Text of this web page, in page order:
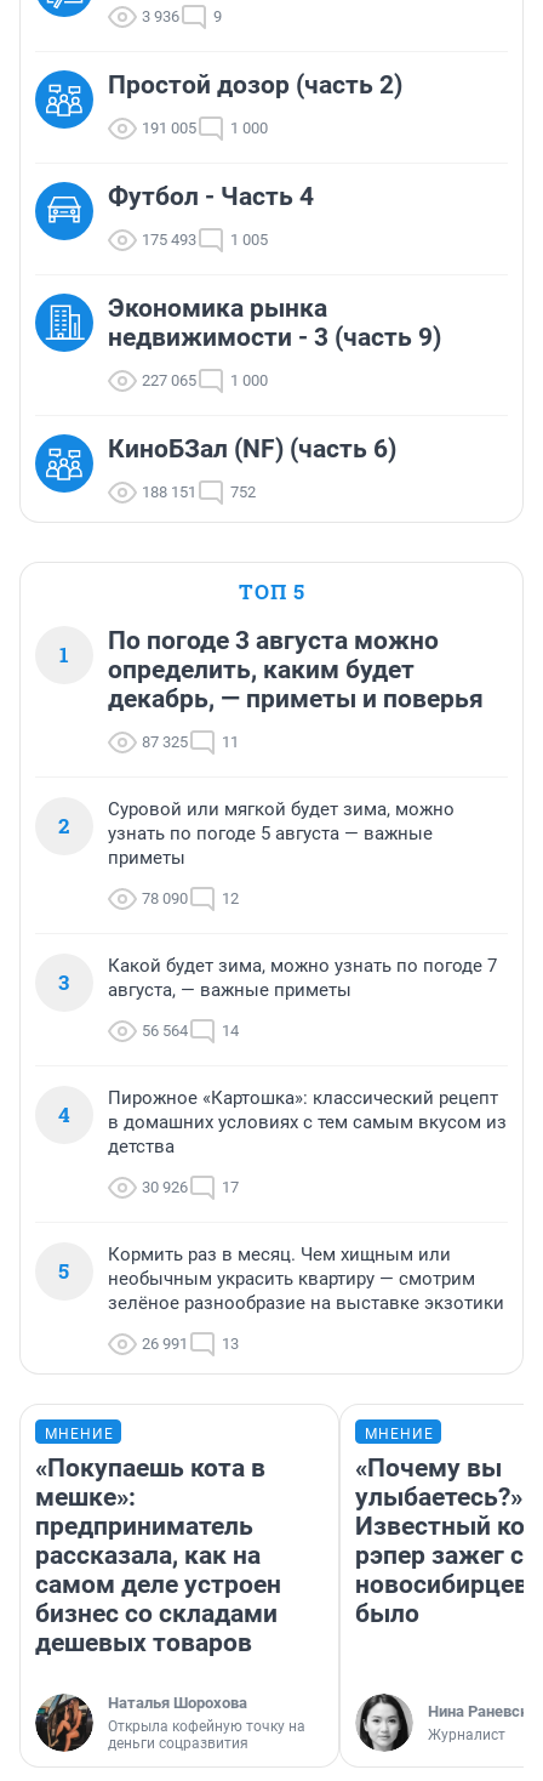
3 936 9
Простой дозор (часть 2)
191 005 1 000
Футбол - Часть 4
175 493 1 005
Экономика рынка
недвижимости - 3 (часть 9)
227 065 1 000
КиноБЗал (NF) (часть 6)
188 151 752
ТОП 5
1
По погоде 3 августа можно
определить, каким будет
декабрь, — приметы и поверья
87 325 11
2
Суровой или мягкой будет зима, можно
узнать по погоде 5 августа — важные
приметы
78 090 12
3
Какой будет зима, можно узнать по погоде 7
августа, — важные приметы
56 564 14
4
Пирожное «Картошка»: классический рецепт
в домашних условиях с тем самым вкусом из
детства
30 926 17
5
Кормить раз в месяц. Чем хищным или
необычным украсить квартиру — смотрим
зелёное разнообразие на выставке экзотики
26 991 13
МНЕНИЕ
«Покупаешь кота в
мешке»:
предприниматель
рассказала, как на
самом деле устроен
бизнес со складами
дешевых товаров
Наталья Шорохова
Открыла кофейную точку на
деньги соцразвития
МНЕНИЕ
«Почему вы
улыбаетесь?»
Известный
рэпер зажег с
новосибирцев:
было
Нина
Журналист